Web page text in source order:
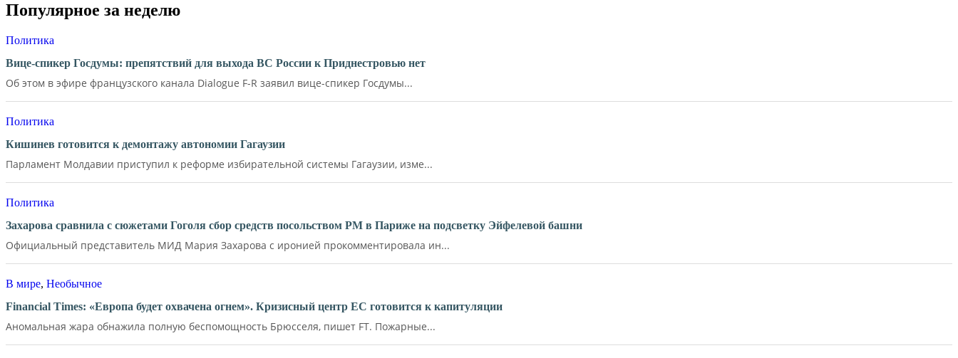
Популярное за неделю
Политика
Вице-спикер Госдумы: препятствий для выхода ВС России к Приднестровью нет
Об этом в эфире французского канала Dialogue F-R заявил вице-спикер Госдумы...
Политика
Кишинев готовится к демонтажу автономии Гагаузии
Парламент Молдавии приступил к реформе избирательной системы Гагаузии, изме...
Политика
Захарова сравнила с сюжетами Гоголя сбор средств посольством РМ в Париже на подсветку Эйфелевой башни
Официальный представитель МИД Мария Захарова с иронией прокомментировала ин...
В мире, Необычное
Financial Times: «Европа будет охвачена огнем». Кризисный центр ЕС готовится к капитуляции
Аномальная жара обнажила полную беспомощность Брюсселя, пишет FT. Пожарные...